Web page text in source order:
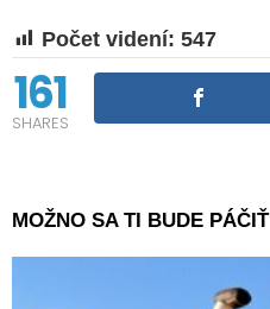
Počet videní: 547
161
SHARES
MOŽNO SA TI BUDE PÁČIŤ